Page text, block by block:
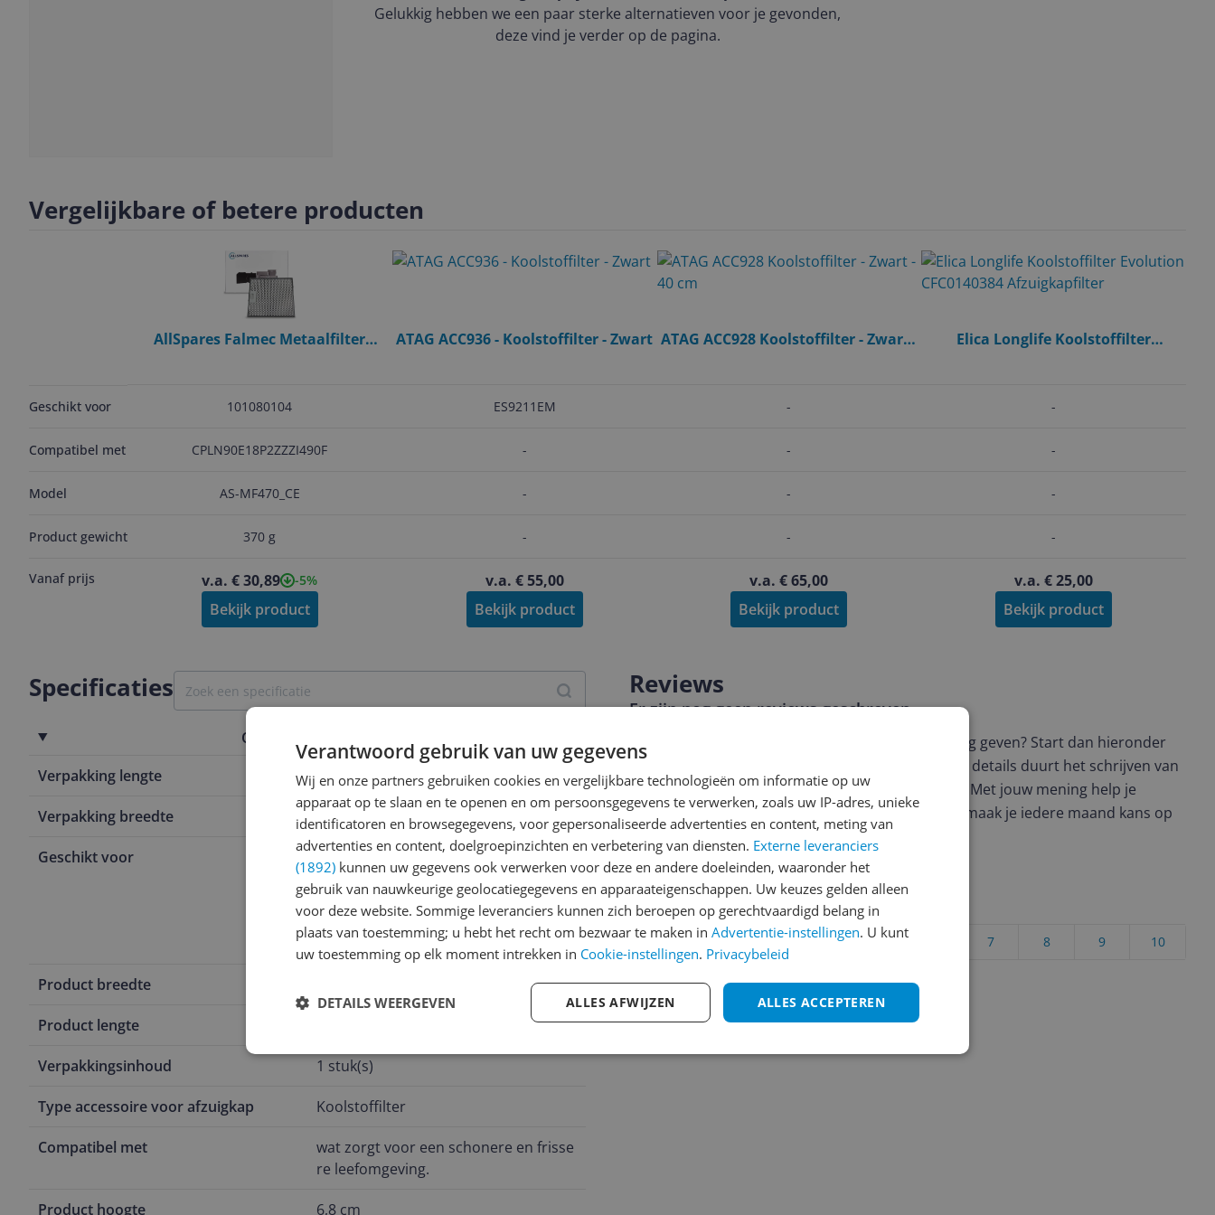
Gelukkig hebben we een paar sterke alternatieven voor je gevonden,
deze vind je verder op de pagina.
Vergelijkbare of betere producten
Geschikt voor
Compatibel met
Model
Product gewicht
Vanaf prijs
AllSpares Falmec Metaalfilter
101080104
CPLN90E18P2ZZZI490F
AS-MF470_CE
370 g
v.a. € 30,89 -5%
Bekijk product
ATAG ACC936 - Koolstoffilter - Zwart
ES9211EM
-
-
-
v.a. € 55,00
Bekijk product
ATAG ACC928 Koolstoffilter - Zwart -
-
-
-
-
v.a. € 65,00
Bekijk product
Elica Longlife Koolstoffilter
-
-
-
-
v.a. € 25,00
Bekijk product
Specificaties
Overige kenmerken
Verpakking lengte
32,1 cm
Verpakking breedte 16,9 cm
Geschikt voor
Het HF3002 fijnstoffilter is een essenti
eel accessoire voor recirculatiesets R
MS4011WU en RMS4055WU en compa
tibel met de afzuigkap-inbouwunits W
U7011RM
Product breedte
Product lengte
Verpakkingsinhoud 1 stuk(s)
Type accessoire voor afzuigkap Koolstoffilter
Compatibel met
wat zorgt voor een schonere en frisse
re leefomgeving.
Product hoogte 6,8 cm
Reviews
Er zijn nog geen reviews geschreven
Heb jij dit product in bezit en wil je graag je mening geven? Start dan hieronder
met het schrijven van je review. Afhankelijk van de details duurt het schrijven van
een review gemiddeld tussen de 3 en 10 minuten. Met jouw mening help je
andere bezoekers een betere keuze te maken én maak je iedere maand kans op
€250,-!
Klik hier voor de actievoorwaarden.
Cijfer
Welk cijfer geef jij dit product?
10
9
8
7
5
4
3
2
1
Verantwoord gebruik van uw gegevens
Wij en onze partners gebruiken cookies en vergelijkbare technologieën om informatie op uw
apparaat op te slaan en te openen en om persoonsgegevens te verwerken, zoals uw IP-adres, unieke
identificatoren en browsegegevens, voor gepersonaliseerde advertenties en content, meting van
advertenties en content, doelgroepinzichten en verbetering van diensten. Externe leveranciers
(1892) kunnen uw gegevens ook verwerken voor deze en andere doeleinden, waaronder het
gebruik van nauwkeurige geolocatiegegevens en apparaateigenschappen. Uw keuzes gelden alleen
voor deze website. Sommige leveranciers kunnen zich beroepen op gerechtvaardigd belang in
plaats van toestemming; u hebt het recht om bezwaar te maken in Advertentie-instellingen. U kunt
uw toestemming op elk moment intrekken in Cookie-instellingen. Privacybeleid
ALLES ACCEPTEREN
ALLES AFWIJZEN
DETAILS WEERGEVEN